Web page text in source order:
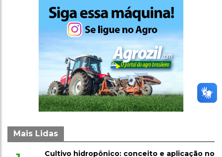
Mais Lidas
Cultivo hidropônico: conceito e aplicação no